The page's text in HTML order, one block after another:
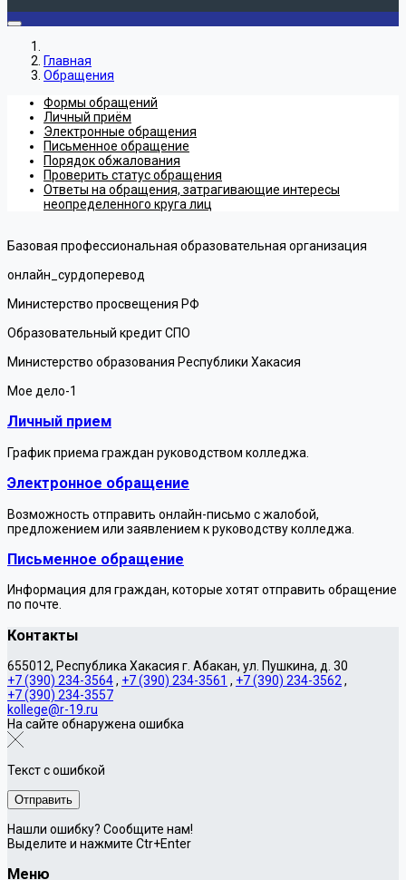
Главная
Обращения
Формы обращений
Личный приём
Электронные обращения
Письменное обращение
Порядок обжалования
Проверить статус обращения
Ответы на обращения, затрагивающие интересы
неопределенного круга лиц
Базовая профессиональная образовательная организация
онлайн_сурдоперевод
Министерство просвещения РФ
Образовательный кредит СПО
Министерство образования Республики Хакасия
Мое дело-1
Личный прием
График приема граждан руководством колледжа.
Электронное обращение
Возможность отправить онлайн-письмо с жалобой,
предложением или заявлением к руководству колледжа.
Письменное обращение
Информация для граждан, которые хотят отправить обращение
по почте.
Контакты
655012, Республика Хакасия г. Абакан, ул. Пушкина, д. 30
+7 (390) 234-3564, +7 (390) 234-3561 , +7 (390) 234-3562 ,
+7 (390) 234-3557
kollege@r-19.ru
На сайте обнаружена ошибка
Текст с ошибкой
Нашли ошибку? Сообщите нам!
Выделите и нажмите Ctr+Enter
Меню